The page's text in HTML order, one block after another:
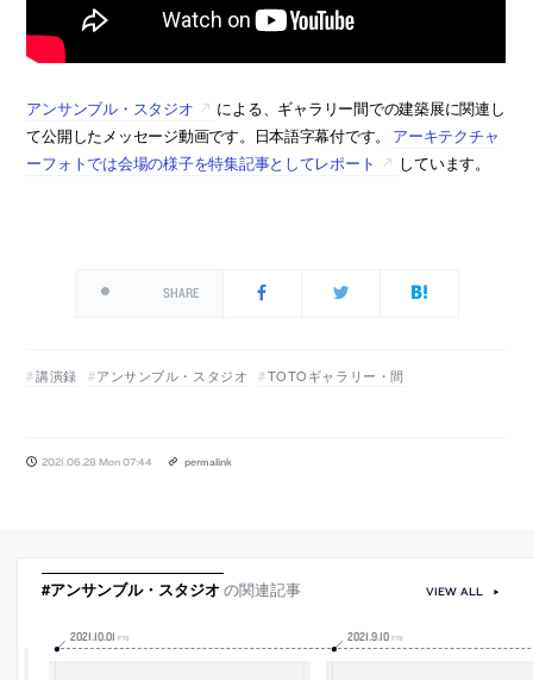
アンサンブル・スタジオ
による、ギャラリー間での建築展に関連し
て公開したメッセージ動画です。日本語字幕付です。
アーキテクチャ
ーフォトでは会場の様子を特集記事としてレポート
しています。
SHARE
講演録 アンサンブル・スタジオ TOTOギャラリー・間
2021.06.28 Mon 07:44 permalink
#アンサンブル・スタジオ の関連記事
2021 10.01 FRI 2021 9.10 FRI
VIEW ALL